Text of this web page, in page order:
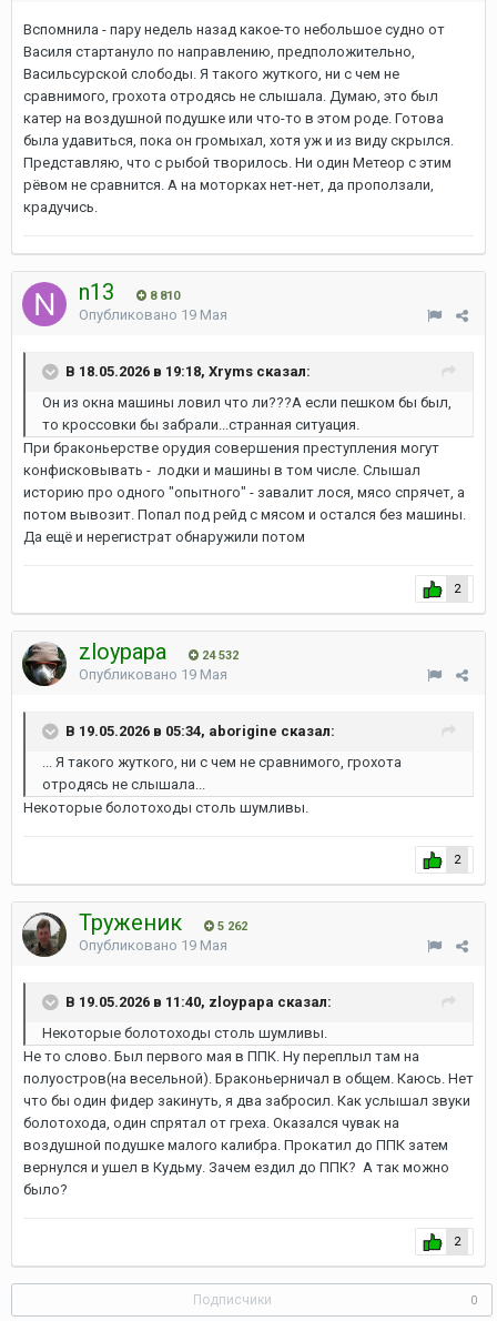
Вспомнила - пару недель назад какое-то небольшое судно от
Василя стартануло по направлению, предположительно,
Васильсурской слободы. Я такого жуткого, ни с чем не
сравнимого, грохота отродясь не слышала. Думаю, это был
катер на воздушной подушке или что-то в этом роде. Готова
была удавиться, пока он громыхал, хотя уж и из виду скрылся.
Представляю, что с рыбой творилось. Ни один Метеор с этим
рёвом не сравнится. А на моторках нет-нет, да проползали,
крадучись.
n13 8 810
Опубликовано 19 Мая
В 18.05.2026 в 19:18, Xryms сказал:
Он из окна машины ловил что ли???А если пешком бы был,
то кроссовки бы забрали...странная ситуация.
При браконьерстве орудия совершения преступления могут
конфисковывать - лодки и машины в том числе. Слышал
историю про одного "опытного" - завалит лося, мясо спрячет, а
потом вывозит. Попал под рейд с мясом и остался без машины.
Да ещё и нерегистрат обнаружили потом
2
zloypapa 24 532
Опубликовано 19 Мая
В 19.05.2026 в 05:34, aborigine сказал:
... Я такого жуткого, ни с чем не сравнимого, грохота
отродясь не слышала...
Некоторые болотоходы столь шумливы.
2
Труженик 5 262
Опубликовано 19 Мая
В 19.05.2026 в 11:40, zloypapa сказал:
Некоторые болотоходы столь шумливы.
Не то слово. Был первого мая в ППК. Ну переплыл там на
полуостров(на весельной). Браконьерничал в общем. Каюсь. Нет
что бы один фидер закинуть, я два забросил. Как услышал звуки
болотохода, один спрятал от греха. Оказался чувак на
воздушной подушке малого калибра. Прокатил до ППК затем
вернулся и ушел в Кудьму. Зачем ездил до ППК? А так можно
было?
2
Подписчики 0